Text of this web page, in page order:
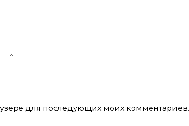
для последующих моих комментариев.